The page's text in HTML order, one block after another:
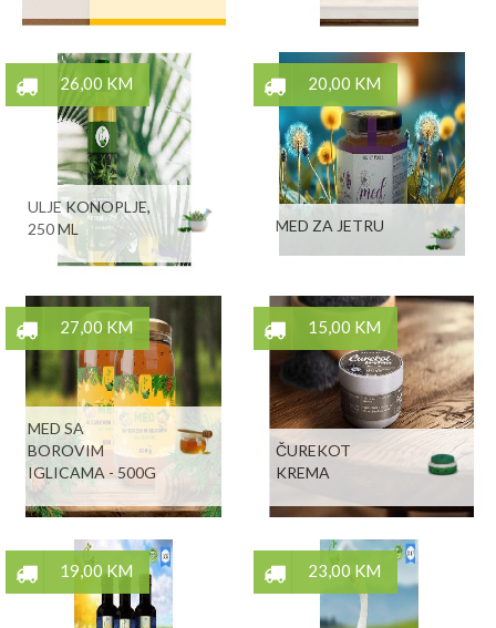
26,00 KM
ULJE KONOPLJE,
250 ML
20,00 KM
MED ZA JETRU
27,00 KM
MED SA
BOROVIM
IGLICAMA - 500G
15,00 KM
ČUREKOT
KREMA
19,00 KM 23,00 KM